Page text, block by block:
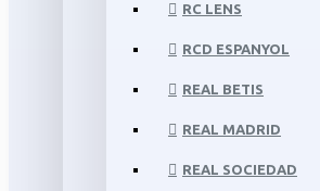
RC LENS
RCD ESPANYOL
REAL BETIS
REAL MADRID
REAL SOCIEDAD